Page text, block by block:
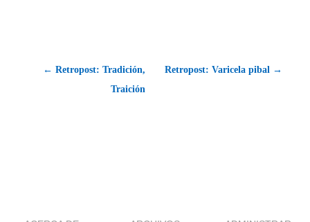
← Retropost: Tradición,
Traición
Retropost: Varicela pibal →